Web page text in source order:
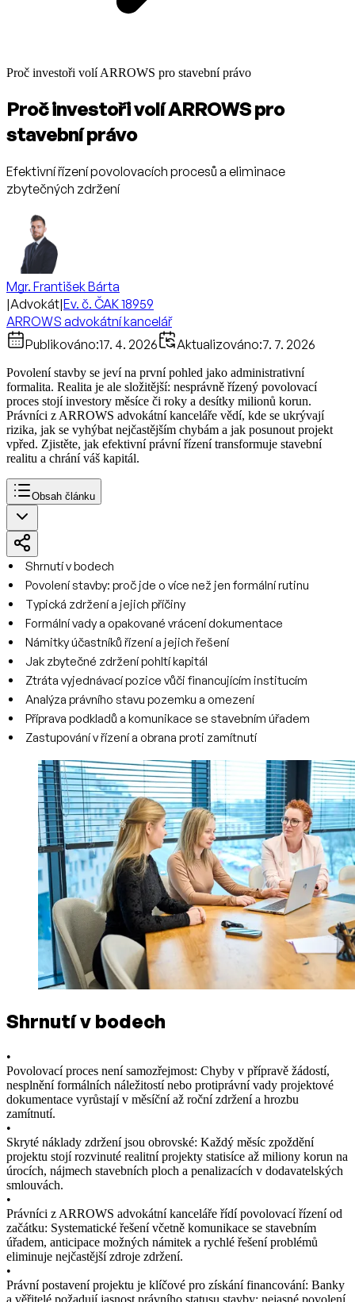
Proč investoři volí ARROWS pro stavební právo
Proč investoři volí ARROWS pro
stavební právo
Efektivní řízení povolovacích procesů a eliminace
zbytečných zdržení
Mgr. František Bárta
|Advokát|Ev. č. ČAK 18959
ARROWS advokátní kancelář
Publikováno:17. 4. 2026 Aktualizováno:7. 7. 2026
Povolení stavby se jeví na první pohled jako administrativní
formalita. Realita je ale složitější: nesprávně řízený povolovací
proces stojí investory měsíce či roky a desítky milionů korun.
Právníci z ARROWS advokátní kanceláře vědí, kde se ukrývají
rizika, jak se vyhýbat nejčastějším chybám a jak posunout projekt
vpřed. Zjistěte, jak efektivní právní řízení transformuje stavební
realitu a chrání váš kapitál.
Obsah článku
Shrnutí v bodech
Povolení stavby: proč jde o více než jen formální rutinu
Typická zdržení a jejich příčiny
Formální vady a opakované vrácení dokumentace
Námitky účastníků řízení a jejich řešení
Jak zbytečné zdržení pohltí kapitál
Ztráta vyjednávací pozice vůči financujícím institucím
Analýza právního stavu pozemku a omezení
Příprava podkladů a komunikace se stavebním úřadem
Zastupování v řízení a obrana proti zamítnutí
Shrnutí v bodech
•
Povolovací proces není samozřejmost: Chyby v přípravě žádostí,
nesplnění formálních náležitostí nebo protiprávní vady projektové
dokumentace vyrůstají v měsíční až roční zdržení a hrozbu
zamítnutí.
•
Skryté náklady zdržení jsou obrovské: Každý měsíc zpoždění
projektu stojí rozvinuté realitní projekty statisíce až miliony korun na
úrocích, nájmech stavebních ploch a penalizacích v dodavatelských
smlouvách.
•
Právníci z ARROWS advokátní kanceláře řídí povolovací řízení od
začátku: Systematické řešení včetně komunikace se stavebním
úřadem, anticipace možných námitek a rychlé řešení problémů
eliminuje nejčastější zdroje zdržení.
•
Právní postavení projektu je klíčové pro získání financování: Banky
a věřitelé požadují jasnost právního statusu stavby; nejasné povolení